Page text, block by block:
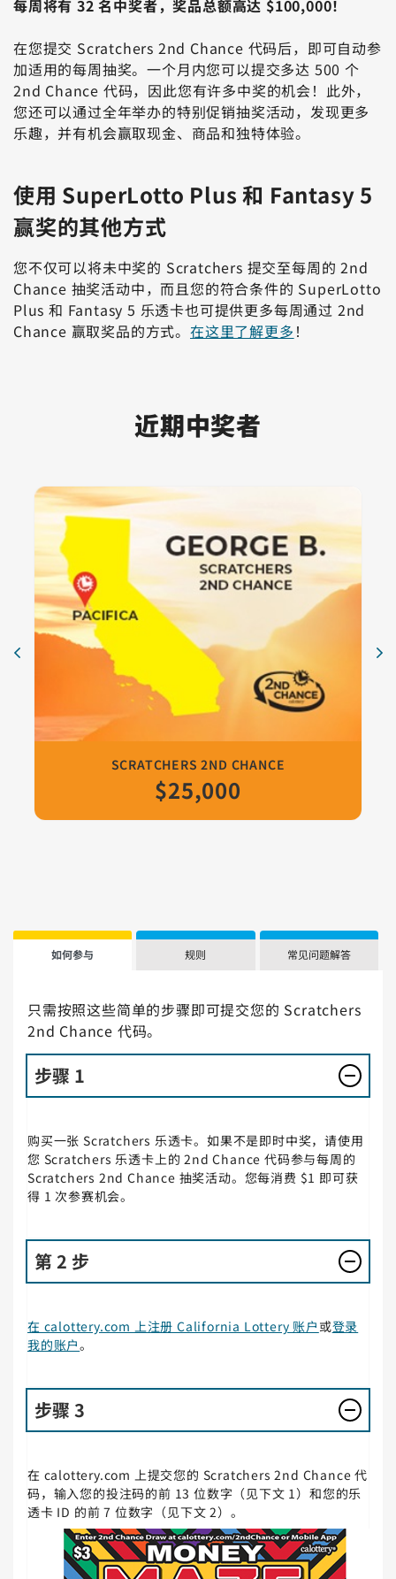
每周将有 32 名中奖者，奖品总额高达 $100,000！
在您提交 Scratchers 2nd Chance 代码后，即可自动参
加适用的每周抽奖。一个月内您可以提交多达 500 个
2nd Chance 代码，因此您有许多中奖的机会！此外，
您还可以通过全年举办的特别促销抽奖活动，发现更多
乐趣，并有机会赢取现金、商品和独特体验。
使用 SuperLotto Plus 和 Fantasy 5
赢奖的其他方式
您不仅可以将未中奖的 Scratchers 提交至每周的 2nd
Chance 抽奖活动中，而且您的符合条件的 SuperLotto
Plus 和 Fantasy 5 乐透卡也可提供更多每周通过 2nd
Chance 赢取奖品的方式。 在这里了解更多 ！
近期中奖者
卡片 3
刮刮乐 2nd Chance抽奖得主：来自加州 Stockton 的
Scratchers 2nd Chance
$25,000
卡片 4
刮刮乐 2nd Chance抽奖得主：来自加州 Antioch 的
2nd Chance 赢家
$25,000
卡片 5
Scratchers 2nd chance winner Talon Q. of Lompoc,
2nd Chance 赢家
$25,000
卡片 6
Scratchers 2nd Chance winner Michael H. of
2nd Chance 赢家
$25,000
卡片 7
Scratchers 2nd Chance 获胜者是来自加利福尼亚州洛
2nd Chance 赢家
$25,000
卡片 8
Scratchers 2nd Chance 中奖者，来自加利福尼亚州圣
2nd Chance 赢家
$25,000
SCRATCHERS 2ND CHANCE
$25,000
如何参与 规则 常见问题解答
只需按照这些简单的步骤即可提交您的 Scratchers
2nd Chance 代码。
步骤 1
购买一张 Scratchers 乐透卡。如果不是即时中奖，请使用
您 Scratchers 乐透卡上的 2nd Chance 代码参与每周的
Scratchers 2nd Chance 抽奖活动。您每消费 $1 即可获
得 1 次参赛机会。
第 2 步
在 calottery.com 上注册 California Lottery 账户 或登录
我的账户。
步骤 3
在 calottery.com 上提交您的 Scratchers 2nd Chance 代
码，输入您的投注码的前 13 位数字（见下文 1）和您的乐
透卡 ID 的前 7 位数字（见下文 2）。